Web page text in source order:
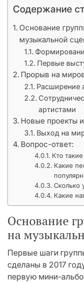
Содержание
Основание
музыкальной
Первые
Прорыв на
Расширение
артистами
Новые проекты
Выход на
Вопрос-ответ:
Кто
Какие
Сколько
Какие
Основание
на
Первые шаги
сделаны в 2017
первую мини-